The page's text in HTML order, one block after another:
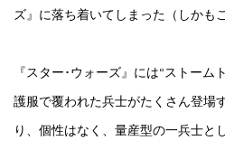
ズ』に落ち着いてしまった（しかも
『スター･ウォーズ』には“ストー
護服で覆われた兵士がたくさん登場
り、個性はなく、量産型の一兵士と